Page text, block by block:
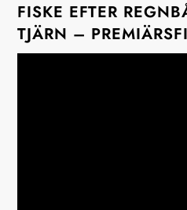
a
v
FISKE EFTER
TJÄRN –